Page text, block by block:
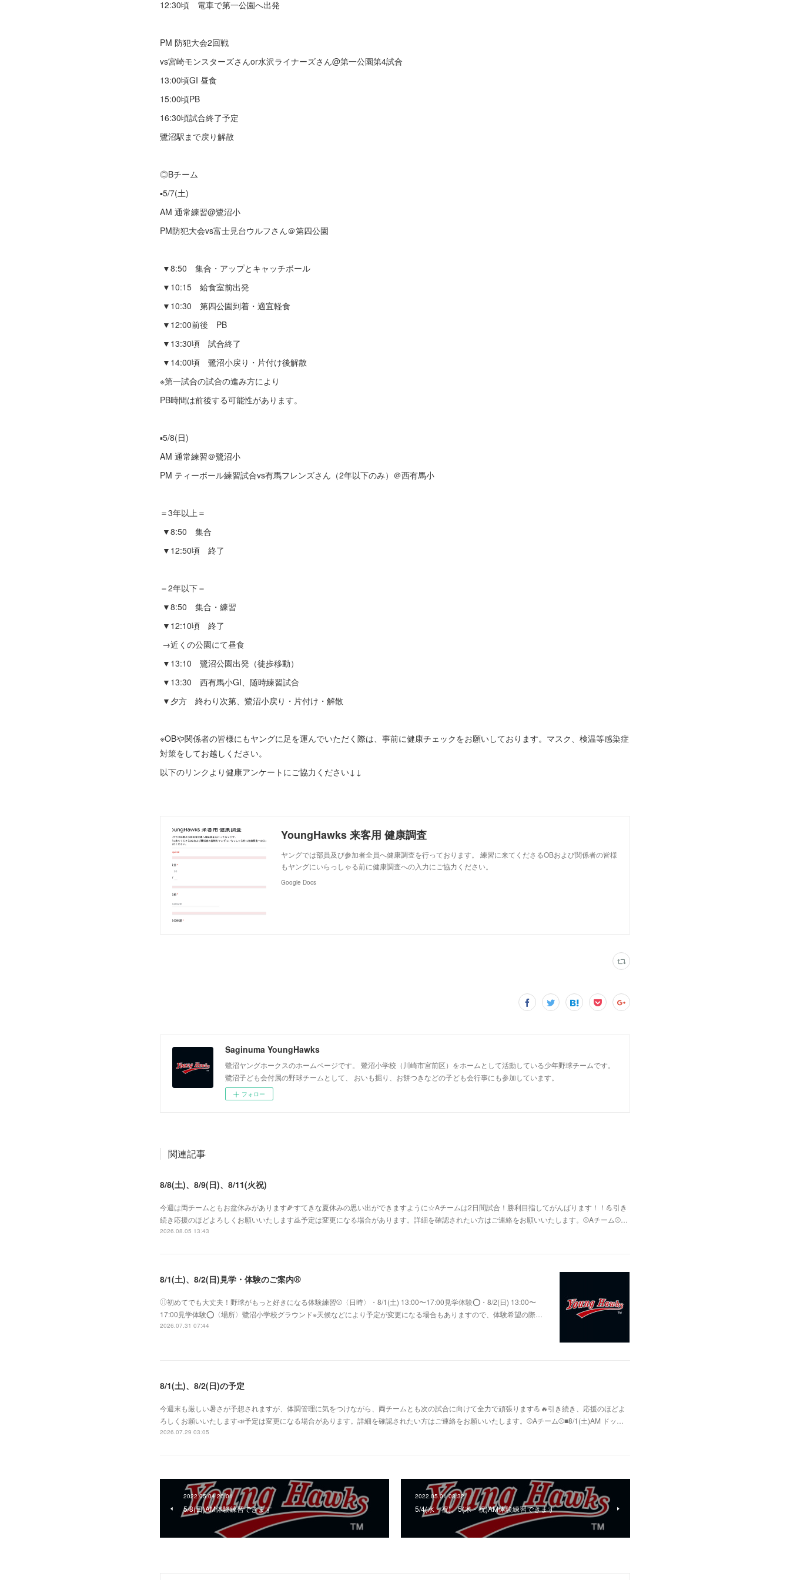
12:30頃 電車で第一公園へ出発
PM 防犯大会2回戦
vs宮崎モンスターズさんor水沢ライナーズさん@第一公園第4試合
13:00頃GI 昼食
15:00頃PB
16:30頃試合終了予定
鷺沼駅まで戻り解散
◎Bチーム
▪️5/7(土)
AM 通常練習@鷺沼小
PM防犯大会vs富士見台ウルフさん＠第四公園
▼8:50 集合・アップとキャッチボール
▼10:15 給食室前出発
▼10:30 第四公園到着・適宜軽食
▼12:00前後 PB
▼13:30頃 試合終了
▼14:00頃 鷺沼小戻り・片付け後解散
※第一試合の試合の進み方により
PB時間は前後する可能性があります。
▪️5/8(日)
AM 通常練習＠鷺沼小
PM ティーボール練習試合vs有馬フレンズさん（2年以下のみ）＠西有馬小
＝3年以上＝
▼8:50 集合
▼12:50頃 終了
＝2年以下＝
▼8:50 集合・練習
▼12:10頃 終了
→近くの公園にて昼食
▼13:10 鷺沼公園出発（徒歩移動）
▼13:30 西有馬小GI、随時練習試合
▼夕方 終わり次第、鷺沼小戻り・片付け・解散
※OBや関係者の皆様にもヤングに足を運んでいただく際は、事前に健康チェックをお願いしております。マスク、検温等感染症
対策をしてお越しください。
以下のリンクより健康アンケートにご協力ください↓↓
YoungHawks 来客用 健康調査
ヤングでは部員及び参加者全員へ健康調査を行っております。 練習に来てくださるOBおよび関係者の皆様
もヤングにいらっしゃる前に健康調査への入力にご協力ください。
Google Docs
Saginuma YoungHawks
鷺沼ヤングホークスのホームページです。 鷺沼小学校（川崎市宮前区）をホームとして活動している少年野球チームです。
鷺沼子ども会付属の野球チームとして、 おいも掘り、お餅つきなどの子ども会行事にも参加しています。
フォロー
関連記事
8/8(土)、8/9(日)、8/11(火祝)
今週は両チームともお盆休みがあります🌽すてきな夏休みの思い出ができますように☆Aチームは2日間試合！勝利目指してがんばります！！💪引き
続き応援のほどよろしくお願いいたします🙇予定は変更になる場合があります。詳細を確認されたい方はご連絡をお願いいたします。⚾Aチーム⚾️…
2026.08.05 13:43
8/1(土)、8/2(日)見学・体験のご案内⚾️
⚾︎初めてでも大丈夫！野球がもっと好きになる体験練習⚾〈日時〉・8/1(土) 13:00〜17:00見学体験⭕️・8/2(日) 13:00〜
17:00見学体験⭕️〈場所〉鷺沼小学校グラウンド※天候などにより予定が変更になる場合もありますので、体験希望の際…
2026.07.31 07:44
8/1(土)、8/2(日)の予定
今週末も厳しい暑さが予想されますが、体調管理に気をつけながら、両チームとも次の試合に向けて全力で頑張ります💪🔥引き続き、応援のほどよ
ろしくお願いいたします📣予定は変更になる場合があります。詳細を確認されたい方はご連絡をお願いいたします。⚾Aチーム⚾️■8/1(土)AM ドッ…
2026.07.29 03:05
2022.05.04 20:01
5/8(日)AM体験練習できます
2022.05.01 08:32
5/4(水・祝)、5(木・祝)AM体験練習できます